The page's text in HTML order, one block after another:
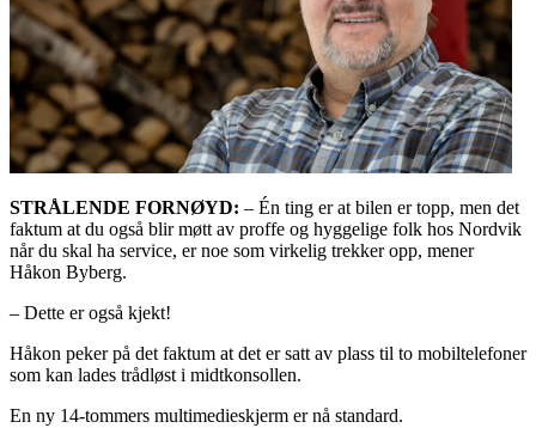
STRÅLENDE FORNØYD: – Én ting er at bilen er topp, men det
faktum at du også blir møtt av proffe og hyggelige folk hos Nordvik
når du skal ha service, er noe som virkelig trekker opp, mener
Håkon Byberg.
– Dette er også kjekt!
Håkon peker på det faktum at det er satt av plass til to mobiltelefoner
som kan lades trådløst i midtkonsollen.
En ny 14-tommers multimedieskjerm er nå standard.